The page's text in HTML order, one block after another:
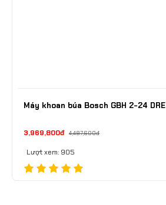
Máy khoan búa Bosch GBH 2-24 DRE
3,969,800đ 4,487,600đ
Lượt xem: 905